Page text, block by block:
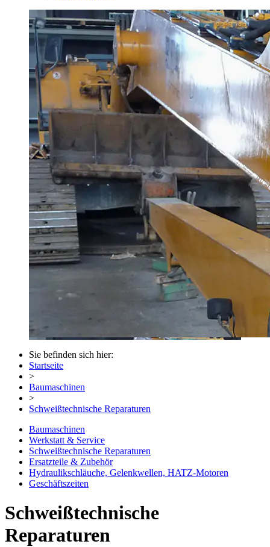
Sie befinden sich hier:
Startseite
>
Baumaschinen
>
Schweißtechnische Reparaturen
Baumaschinen
Werkstatt & Service
Schweißtechnische Reparaturen
Ersatzteile & Zubehör
Hydraulikschläuche, Gelenkwellen, HATZ-Motoren
Geschäftszeiten
Schweißtechnische
Reparaturen